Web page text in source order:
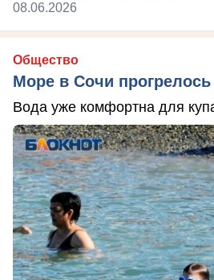
08.06.2026
Общество
Море в Сочи прогрелось
Вода уже комфортна для